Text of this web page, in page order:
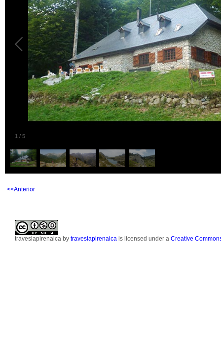
1 / 5
<<Anterior
travesiapirenaica by travesiapirenaica is licensed under a Creative